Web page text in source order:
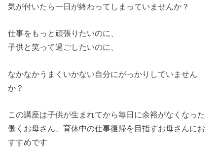
気が付いたら一日が終わってしまっていませんか？
仕事をもっと頑張りたいのに、
子供と笑って過ごしたいのに、
なかなかうまくいかない自分にがっかりしていません
か？
この講座は子供が生まれてから毎日に余裕がなくなった
働くお母さん、育休中の仕事復帰を目指すお母さんにお
すすめです